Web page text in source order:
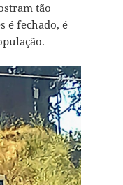
tão
é fechado, é